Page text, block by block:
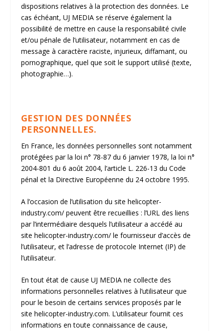
dispositions relatives à la protection des données. Le
cas échéant, UJ MEDIA se réserve également la
possibilité de mettre en cause la responsabilité civile
et/ou pénale de l’utilisateur, notamment en cas de
message à caractère raciste, injurieux, diffamant, ou
pornographique, quel que soit le support utilisé (texte,
photographie…).
GESTION DES DONNÉES
PERSONNELLES.
En France, les données personnelles sont notamment
protégées par la loi n° 78-87 du 6 janvier 1978, la loi n°
2004-801 du 6 août 2004, l’article L. 226-13 du Code
pénal et la Directive Européenne du 24 octobre 1995.
A l’occasion de l’utilisation du site helicopter-
industry.com/peuvent être recueillies : l’URL des liens
par l’intermédiaire desquels l’utilisateur a accédé au
site helicopter-industry.com/le fournisseur d’accès de
l’utilisateur, et l’adresse de protocole Internet (IP) de
l’utilisateur.
En tout état de cause UJ MEDIA ne collecte des
informations personnelles relatives à l’utilisateur que
pour le besoin de certains services proposés par le
site helicopter-industry.com. L’utilisateur fournit ces
informations en toute connaissance de cause,